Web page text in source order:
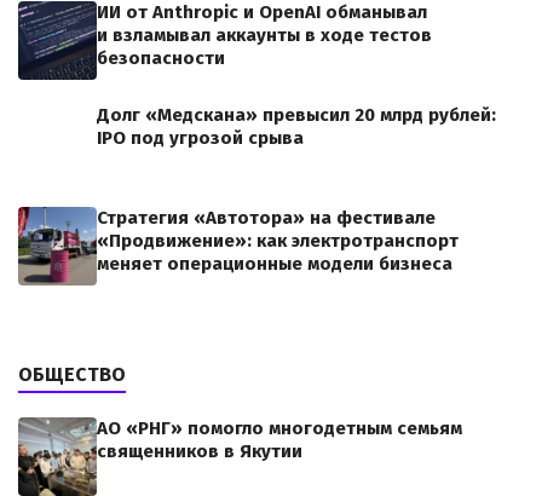
ИИ от Anthropic и OpenAI обманывал
и взламывал аккаунты в ходе тестов
безопасности
Долг «Медскана» превысил 20 млрд рублей:
IPO под угрозой срыва
Стратегия «Автотора» на фестивале
«Продвижение»: как электротранспорт
меняет операционные модели бизнеса
ОБЩЕСТВО
АО «РНГ» помогло многодетным семьям
священников в Якутии